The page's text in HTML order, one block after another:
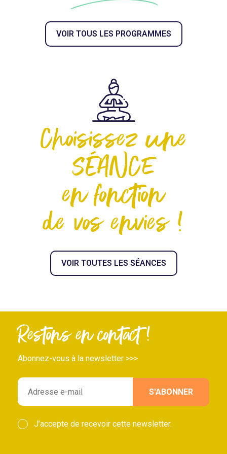
VOIR TOUS LES PROGRAMMES
Choisissez une
SÉANCE
en fonction
de vos envies !
VOIR TOUTES LES SÉANCES
Restons en contact !
Abonnez-vous à la newsletter >>>
J’accepte de recevoir cette newsletter.